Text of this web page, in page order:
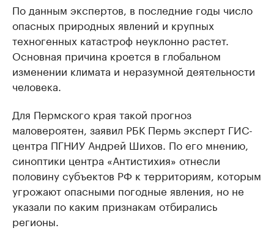
По данным экспертов, в последние годы число
опасных природных явлений и крупных
техногенных катастроф неуклонно растет.
Основная причина кроется в глобальном
изменении климата и неразумной деятельности
человека.
Для Пермского края такой прогноз
маловероятен, заявил РБК Пермь эксперт ГИС-
центра ПГНИУ Андрей Шихов. По его мнению,
синоптики центра «Антистихия» отнесли
половину субъектов РФ к территориям, которым
угрожают опасными погодные явления, но не
указали по каким признакам отбирались
регионы.